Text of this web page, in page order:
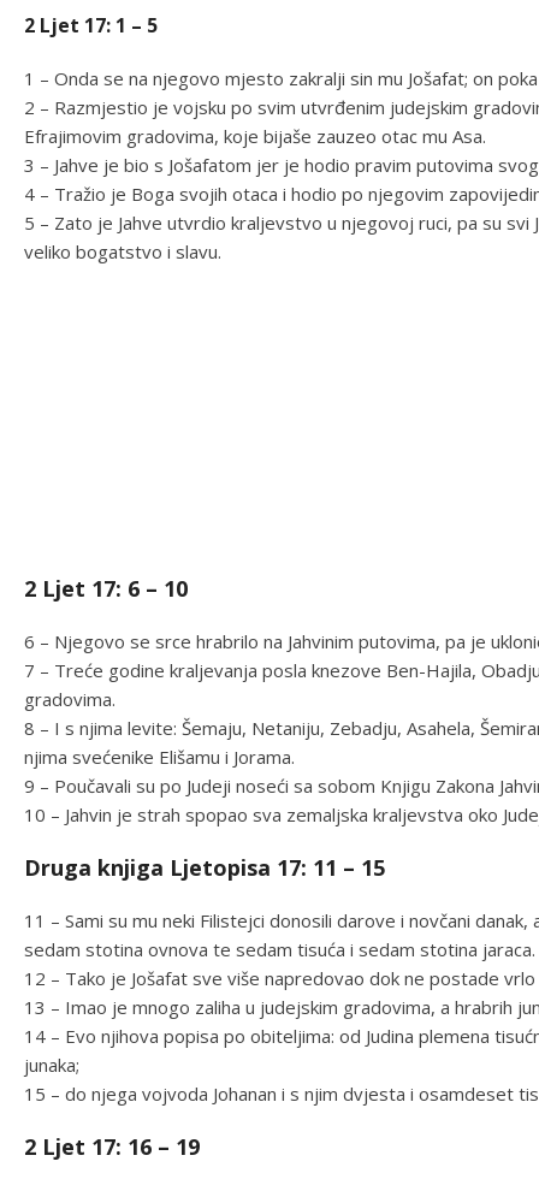
2 Ljet 17: 1 – 5
1 – Onda se na njegovo mjesto zakralji sin mu Jošafat; on
2 – Razmjestio je vojsku po svim utvrđenim judejskim
Efrajimovim gradovima, koje bijaše zauzeo otac mu Asa.
3 – Jahve je bio s Jošafatom jer je hodio pravim putovima
4 – Tražio je Boga svojih otaca i hodio po njegovim
5 – Zato je Jahve utvrdio kraljevstvo u njegovoj ruci, pa su svi
veliko bogatstvo i slavu.
2 Ljet 17: 6 – 10
6 – Njegovo se srce hrabrilo na Jahvinim putovima, pa je
7 – Treće godine kraljevanja posla knezove Ben-Hajila,
gradovima.
8 – I s njima levite: Šemaju, Netaniju, Zebadju, Asahela,
njima svećenike Elišamu i Jorama.
9 – Poučavali su po Judeji noseći sa sobom Knjigu Zakona
10 – Jahvin je strah spopao sva zemaljska kraljevstva oko
Druga knjiga Ljetopisa 17: 11 – 15
11 – Sami su mu neki Filistejci donosili darove i novčani
sedam stotina ovnova te sedam tisuća i sedam stotina jaraca.
12 – Tako je Jošafat sve više napredovao dok ne postade
13 – Imao je mnogo zaliha u judejskim gradovima, a hrabrih
14 – Evo njihova popisa po obiteljima: od Judina plemena
junaka;
15 – do njega vojvoda Johanan i s njim dvjesta i osamdeset
2 Ljet 17: 16 – 19